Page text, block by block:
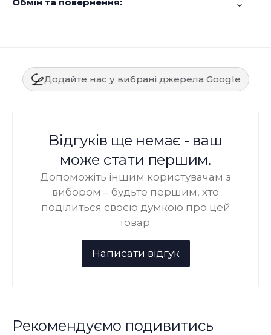
Обмін та повернення:
Додайте нас у вибрані джерела Google
Відгуків ще немає - ваш
може стати першим.
Допоможіть іншим користувачам з
вибором – будьте першим, хто
поділиться своєю думкою про цей
товар.
Рекомендуємо подивитись